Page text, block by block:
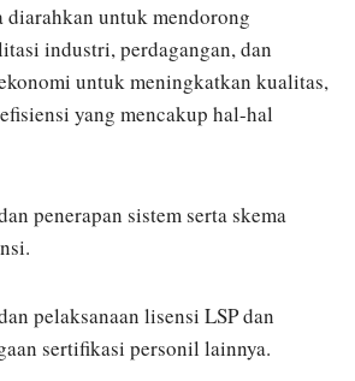
diarahkan untuk mendorong
industri, perdagangan, dan
untuk meningkatkan kualitas,
yang mencakup hal-hal
penerapan sistem serta skema
pelaksanaan lisensi LSP dan
sertifikasi personil lainnya.